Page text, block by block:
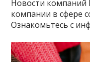
Новости
компании в сфере
Ознакомьтесь с